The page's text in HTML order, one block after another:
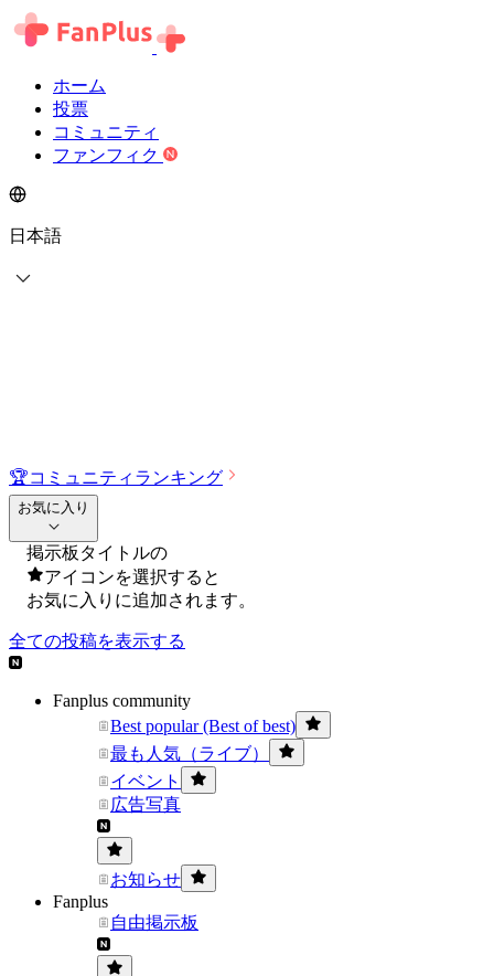
ホーム
投票
コミュニティ
ファンフィク
日本語
🏆コミュニティランキング
お気に入り
掲示板タイトルの
アイコンを選択すると
お気に入りに追加されます。
全ての投稿を表示する
Fanplus community
Best popular (Best of best)
最も人気（ライブ）
イベント
広告写真
お知らせ
Fanplus
自由掲示板